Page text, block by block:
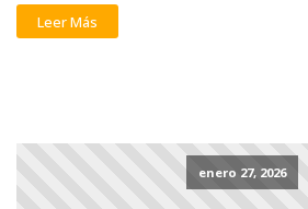
Leer Más
enero 27, 2026